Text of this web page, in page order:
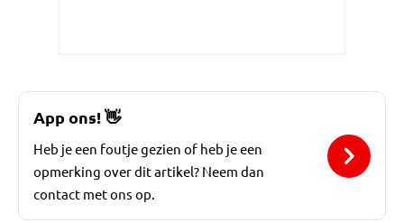
App ons!👋
Heb je een foutje gezien of heb je een
opmerking over dit artikel? Neem dan
contact met ons op.